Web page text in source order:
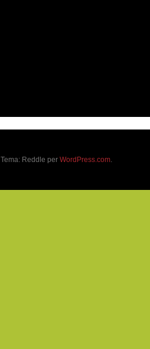
Tema: Reddle per WordPress.com.